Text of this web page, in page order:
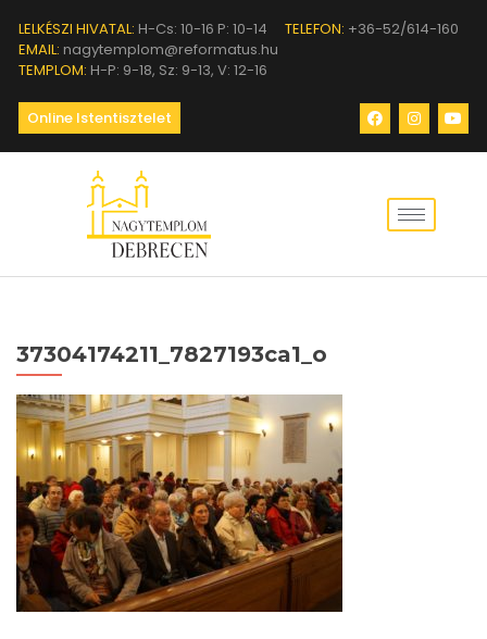
LELKÉSZI HIVATAL: H-Cs: 10-16 P: 10-14 TELEFON: +36-52/614-160
EMAIL: nagytemplom@reformatus.hu
TEMPLOM: H-P: 9-18, Sz: 9-13, V: 12-16
Online Istentisztelet
37304174211_7827193ca1_o